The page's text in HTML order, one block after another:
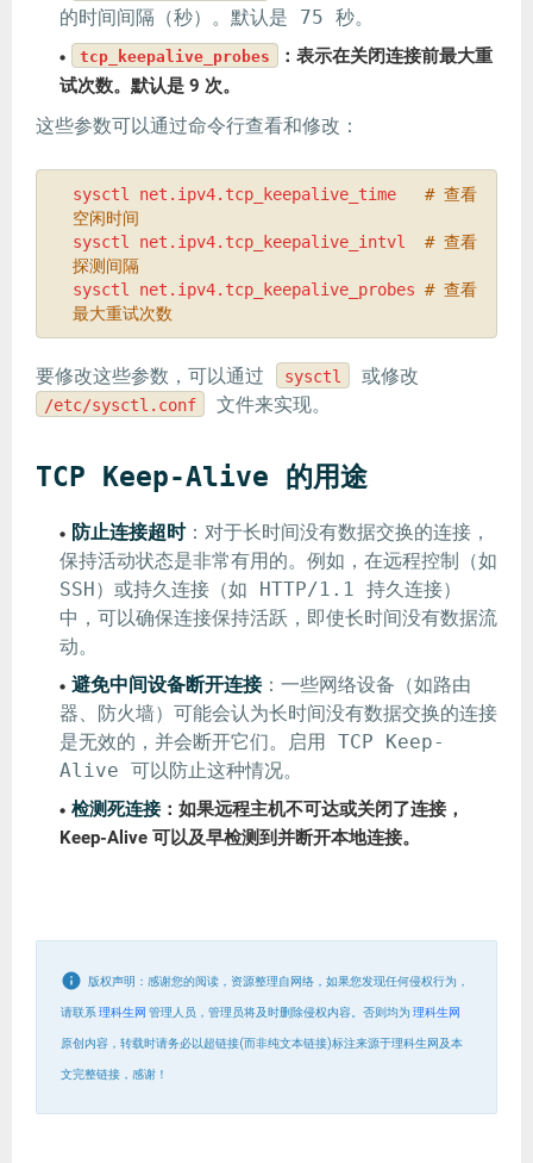
的时间间隔（秒）。默认是 75 秒。
tcp_keepalive_probes
：表示在关闭连接前最大重
试次数。默认是 9 次。
这些参数可以通过命令行查看和修改：
sysctl net.ipv4.tcp_keepalive_time # 查看
空闲时间
sysctl net.ipv4.tcp_keepalive_intvl # 查看
探测间隔
sysctl net.ipv4.tcp_keepalive_probes # 查看
最大重试次数
要修改这些参数，可以通过 sysctl 或修改
/etc/sysctl.conf 文件来实现。
TCP Keep-Alive 的用途
防止连接超时：对于长时间没有数据交换的连接，
保持活动状态是非常有用的。例如，在远程控制（如
SSH）或持久连接（如 HTTP/1.1 持久连接）
中，可以确保连接保持活跃，即使长时间没有数据流
动。
避免中间设备断开连接：一些网络设备（如路由
器、防火墙）可能会认为长时间没有数据交换的连接
是无效的，并会断开它们。启用 TCP Keep-
Alive 可以防止这种情况。
检测死连接：如果远程主机不可达或关闭了连接，
Keep-Alive 可以及早检测到并断开本地连接。
版权声明：感谢您的阅读，资源整理自网络，如果您发现任何侵权行为，
请联系理科生网 管理人员，管理员将及时删除侵权内容。否则均为 理科生网
原创内容，转载时请务必以超链接(而非纯文本链接)标注来源于理科生网及本
文完整链接，感谢！